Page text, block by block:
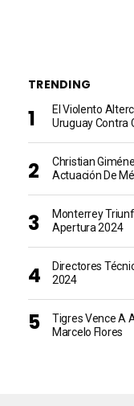
TRENDING
El Violento
Uruguay Contra
Christian
Actuación De
Monterrey
Apertura 2024
Directores
2024
Tigres Vence A
Marcelo Flores